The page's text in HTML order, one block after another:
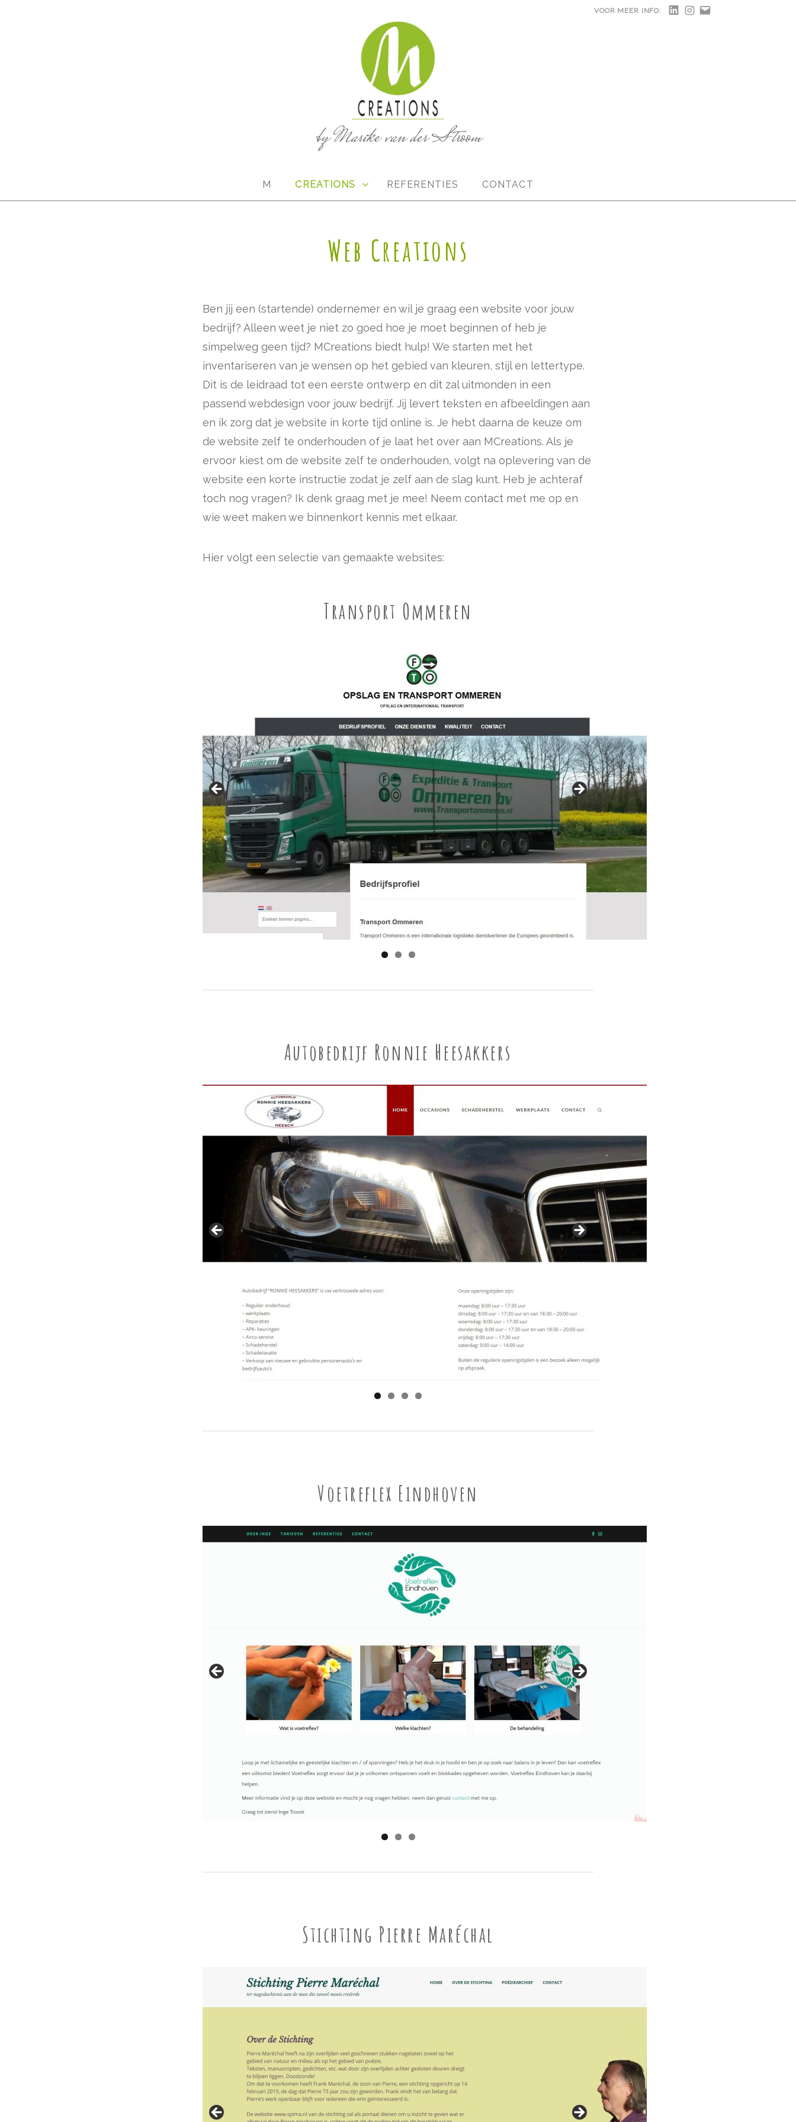
LINKEDININSTAGRAM
VOOR MEER INFO:
by Marike van der Stroom
M CREATIONS REFERENTIES CONTACT
Web Creations
Ben jij een (startende) ondernemer en wil je graag een website voor jouw
bedrijf? Alleen weet je niet zo goed hoe je moet beginnen of heb je
simpelweg geen tijd? MCreations biedt hulp! We starten met het
inventariseren van je wensen op het gebied van kleuren, stijl en lettertype.
Dit is de leidraad tot een eerste ontwerp en dit zal uitmonden in een
passend webdesign voor jouw bedrijf. Jij levert teksten en afbeeldingen aan
en ik zorg dat je website in korte tijd online is. Je hebt daarna de keuze om
de website zelf te onderhouden of je laat het over aan MCreations. Als je
ervoor kiest om de website zelf te onderhouden, volgt na oplevering van de
website een korte instructie zodat je zelf aan de slag kunt. Heb je achteraf
toch nog vragen? Ik denk graag met je mee! Neem contact met me op en
wie weet maken we binnenkort kennis met elkaar.
Hier volgt een selectie van gemaakte websites:
Transport Ommeren
Autobedrijf Ronnie Heesakkers
Voetreflex Eindhoven
Stichting Pierre Maréchal